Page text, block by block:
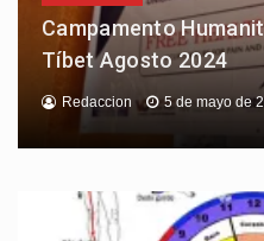
Campamento
Tíbet Agosto 2024
Redaccion 5 de mayo de